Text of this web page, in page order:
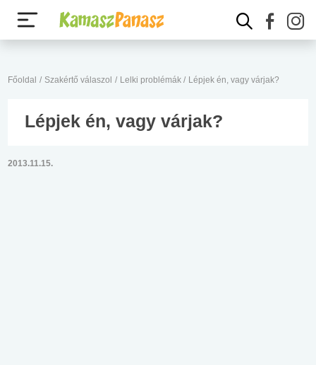
Főoldal / Szakértő válaszol / Lelki problémák / Lépjek én, vagy várjak?
Lépjek én, vagy várjak?
2013.11.15.